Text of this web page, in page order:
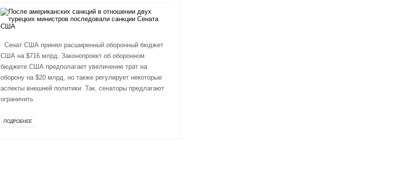
Сенат США принял расширенный оборонный бюджет
США на $716 млрд. Законопроект об оборонном
бюджете США предполагает увеличение трат на
оборону на $20 млрд, но также регулирует некоторые
аспекты внешней политики. Так, сенаторы предлагают
ограничить
ПОДРОБНЕЕ